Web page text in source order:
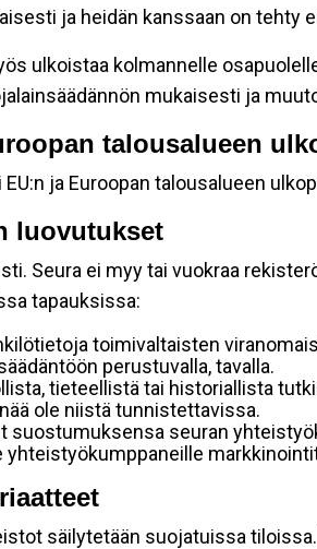
ja heidän kanssaan on
ulkoistaa kolmannelle
mukaisesti ja
talousalueen
ja Euroopan talousalueen
luovutukset
Seura ei myy tai vuokraa
tapauksissa:
toimivaltaisten
perustuvalla, tavalla.
tieteellistä tai historiallista
ole niistä tunnistettavissa.
suostumuksensa seuran
säilytetään suojatuissa